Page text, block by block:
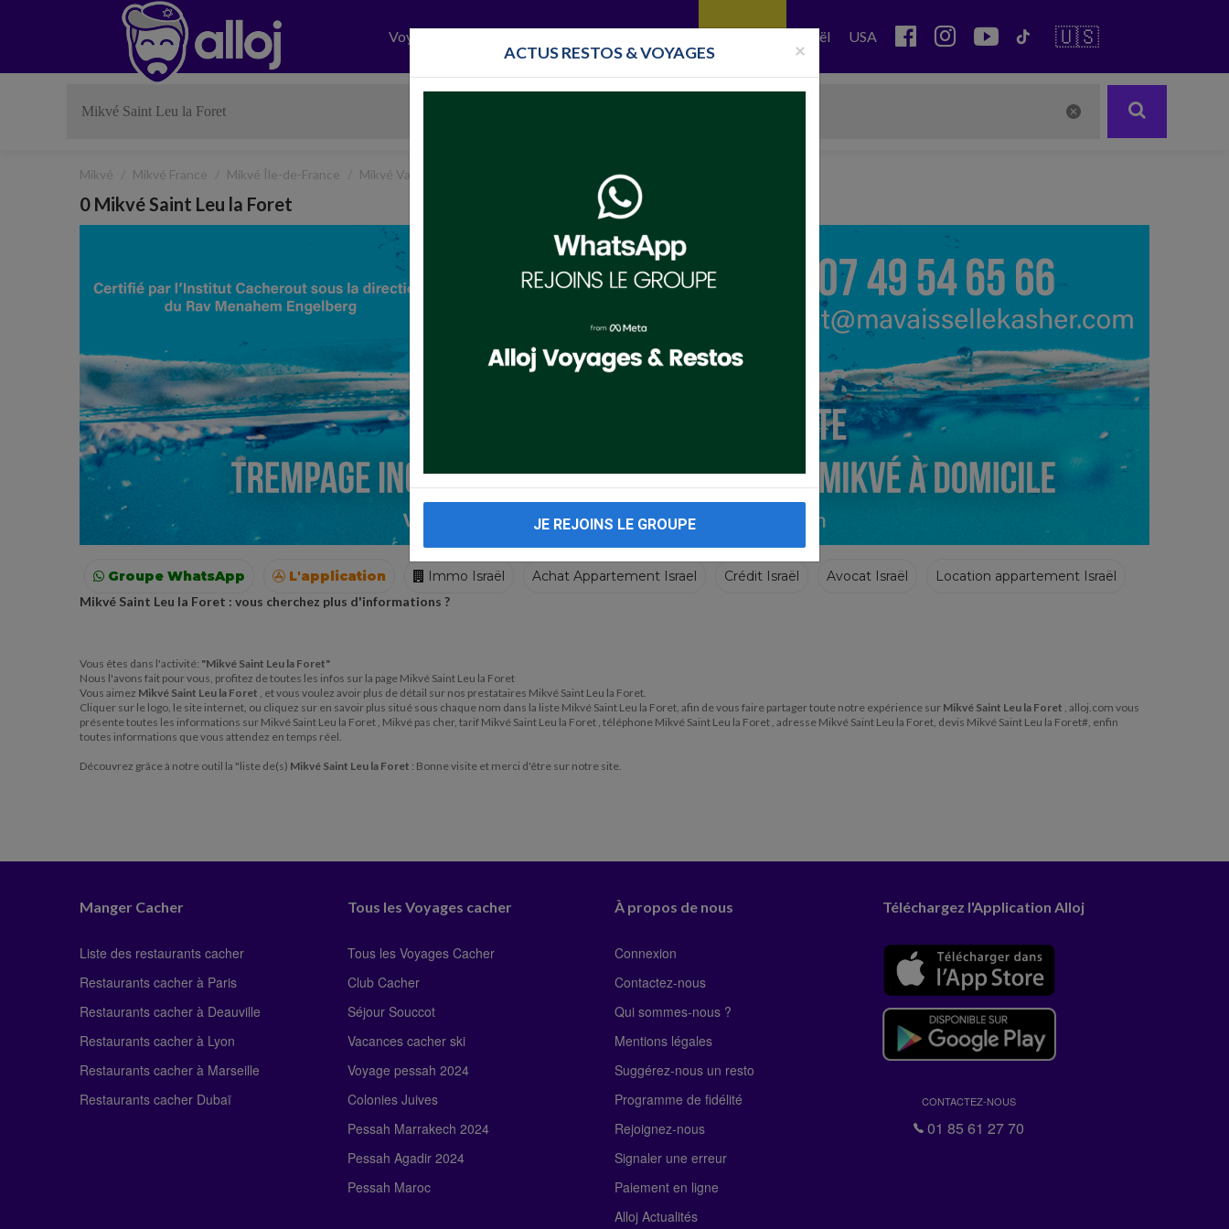
Voyages Israël USA 🇺🇸
Mikvé Mikvé France Mikvé Île-de-France Mikvé Val-d'Oise Mikvé Saint Leu la Foret
0 Mikvé Saint Leu la Foret
Groupe WhatsApp L'application Immo Israël Achat Appartement Israel Crédit Israël Avocat Israël Location appartement Israël
Voyages Colonies Resto autour de moi Ecoles
Mikvé Saint Leu la Foret : vous cherchez plus d'informations ?
Vous êtes dans l'activité: "Mikvé Saint Leu la Foret"
Nous l'avons fait pour vous, profitez de toutes les infos sur la page Mikvé Saint Leu la Foret
Vous aimez Mikvé Saint Leu la Foret , et vous voulez avoir plus de détail sur nos prestataires Mikvé Saint Leu la Foret.
Cliquer sur le logo, le site internet, ou cliquez sur en savoir plus situé sous chaque nom dans la liste Mikvé Saint Leu la Foret, afin de vous faire partager toute notre expérience sur Mikvé Saint Leu la Foret , alloj.com vous
présente toutes les informations sur Mikvé Saint Leu la Foret , Mikvé pas cher, tarif Mikvé Saint Leu la Foret , téléphone Mikvé Saint Leu la Foret , adresse Mikvé Saint Leu la Foret, devis Mikvé Saint Leu la Foret#, enfin
toutes informations que vous attendez en temps réel.
Découvrez grâce à notre outil la "liste de(s) Mikvé Saint Leu la Foret : Bonne visite et merci d'être sur notre site.
Manger Cacher
Liste des restaurants cacher
Restaurants cacher à Paris
Restaurants cacher à Deauville
Restaurants cacher à Lyon
Restaurants cacher à Marseille
Restaurants cacher Dubaï
Tous les Voyages cacher
Tous les Voyages Cacher
Club Cacher
Séjour Souccot
Vacances cacher ski
Voyage pessah 2024
Colonies Juives
Pessah Marrakech 2024
Pessah Agadir 2024
Pessah Maroc
À propos de nous
Connexion
Contactez-nous
Qui sommes-nous ?
Mentions légales
Suggérez-nous un resto
Programme de fidélité
Rejoignez-nous
Signaler une erreur
Paiement en ligne
Alloj Actualités
Téléchargez l'Application Alloj
CONTACTEZ-NOUS
01 85 61 27 70
×
ACTUS RESTOS & VOYAGES
JE REJOINS LE GROUPE